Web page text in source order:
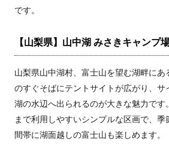
です。
【山梨県】山中湖 みさきキャンプ
山梨県山中湖村、富士山を望む湖畔にあ
のすぐそばにテントサイトが広がり、サ
湖の水辺へ出られるのが大きな魅力です
まで利用しやすいシンプルな区画で、
間帯に湖面越しの富士山も楽しめます。